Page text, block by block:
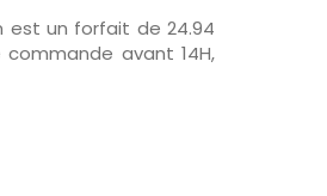
est un forfait de 24.94
commande avant 14H,